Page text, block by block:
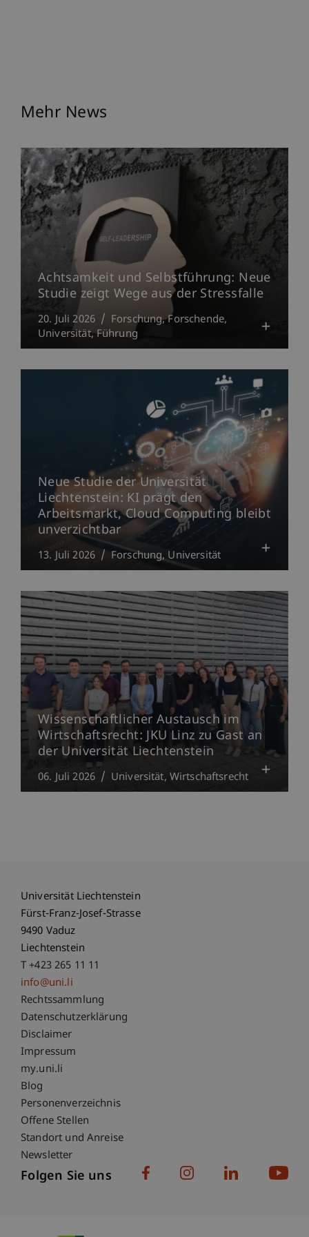
Mehr News
Achtsamkeit und Selbstführung: Neue
Studie zeigt Wege aus der Stressfalle
20. Juli 2026 Forschung Forschende
Universität Führung
Neue Studie der Universität
Liechtenstein: KI prägt den
Arbeitsmarkt, Cloud Computing bleibt
unverzichtbar
13. Juli 2026 Forschung Universität
Wissenschaftlicher Austausch im
Wirtschaftsrecht: JKU Linz zu Gast an
der Universität Liechtenstein
06. Juli 2026 Universität Wirtschaftsrecht
Universität Liechtenstein
Fürst-Franz-Josef-Strasse
9490 Vaduz
Liechtenstein
T +423 265 11 11
info@uni.li
Fußzeile Rechtliche Hinweise
Rechtssammlung
Datenschutzerklärung
Disclaimer
Impressum
Fußzeile Subdomain-Verzeichnis
my.uni.li
Blog
Personenverzeichnis
Offene Stellen
Standort und Anreise
Newsletter
Folgen Sie uns